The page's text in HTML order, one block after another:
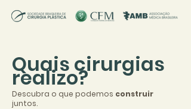
Quais cirurgias
realizo?
Descubra o que podemos construir
juntos.